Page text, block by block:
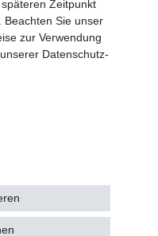
Zeitpunkt
Sie unser
zur Verwendung
Daten­schutz­